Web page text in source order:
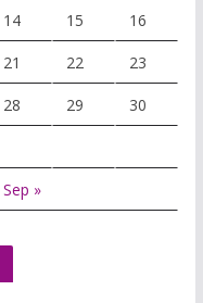
14 15 16
21 22 23
28 29 30
Sep »